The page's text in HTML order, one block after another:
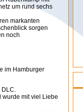
um rund sechs
markanten
sorgen
noch
im Hamburger
DLC.
wurde mit viel Liebe